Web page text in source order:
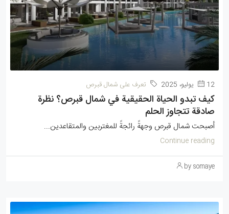
12 يوليو، 2025 تعرف على شمال قبرص
كيف تبدو الحياة الحقيقية في شمال قبرص؟ نظرة
صادقة تتجاوز الحلم
أصبحت شمال قبرص وجهةً رائجةً للمغتربين والمتقاعدين...
Continue reading
by somaye